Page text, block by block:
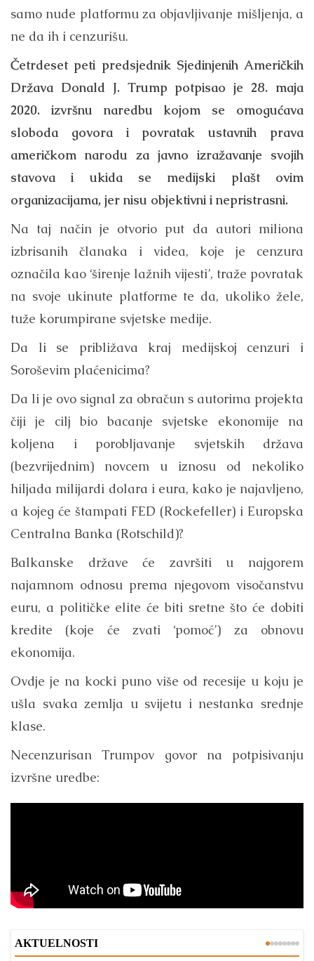
samo nude platformu za objavljivanje mišljenja, a
ne da ih i cenzurišu.
Četrdeset peti predsjednik Sjedinjenih Američkih
Država Donald J. Trump potpisao je 28. maja
2020. izvršnu naredbu kojom se omogućava
sloboda govora i povratak ustavnih prava
američkom narodu za javno izražavanje svojih
stavova i ukida se medijski plašt ovim
organizacijama, jer nisu objektivni i nepristrasni.
Na taj način je otvorio put da autori miliona
izbrisanih članaka i videa, koje je cenzura
označila kao ‘širenje lažnih vijesti’, traže povratak
na svoje ukinute platforme te da, ukoliko žele,
tuže korumpirane svjetske medije.
Da li se približava kraj medijskoj cenzuri i
Soroševim plaćenicima?
Da li je ovo signal za obračun s autorima projekta
čiji je cilj bio bacanje svjetske ekonomije na
koljena i porobljavanje svjetskih država
(bezvrijednim) novcem u iznosu od nekoliko
hiljada milijardi dolara i eura, kako je najavljeno,
a kojeg će štampati FED (Rockefeller) i Europska
Centralna Banka (Rotschild)?
Balkanske države će završiti u najgorem
najamnom odnosu prema njegovom visočanstvu
euru, a političke elite će biti sretne što će dobiti
kredite (koje će zvati ‘pomoć’) za obnovu
ekonomija.
Ovdje je na kocki puno više od recesije u koju je
ušla svaka zemlja u svijetu i nestanka srednje
klase.
Necenzurisan Trumpov govor na potpisivanju
izvršne uredbe:
AKTUELNOSTI